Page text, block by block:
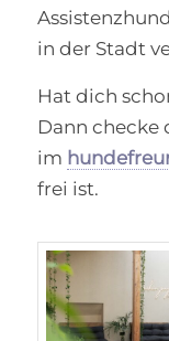
in der Stadt
Hat dich
Dann
im
frei ist.